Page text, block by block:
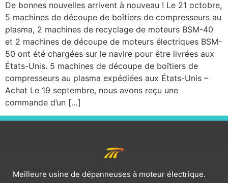
De bonnes nouvelles arrivent à nouveau ! Le 21 octobre,
5 machines de découpe de boîtiers de compresseurs au
plasma, 2 machines de recyclage de moteurs BSM-40
et 2 machines de découpe de moteurs électriques BSM-
50 ont été chargées sur le navire pour être livrées aux
États-Unis. 5 machines de découpe de boîtiers de
compresseurs au plasma expédiées aux États-Unis –
Achat Le 19 septembre, nous avons reçu une
commande d’un […]
Meilleure usine de dépanneuses à moteur électrique.